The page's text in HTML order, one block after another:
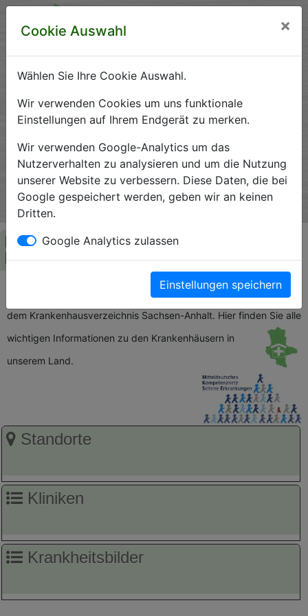
Krankenhausverzeichnis
Sachsen-Anhalt
Ein Service der Krankenhausgesellschaft Sachsen-Anhalt
e.V.
Herzlich Willkommen auf den Seiten der
Krankenhäuser Sachsen-Anhalts
Die Krankenhausgesellschaft Sachsen-Anhalt begrüßt Sie auf
dem Krankenhausverzeichnis Sachsen-Anhalt. Hier finden Sie alle
wichtigen Informationen zu den Krankenhäusern in
unserem Land.
Standorte
Kliniken
Krankheitsbilder
Cookie Auswahl ×
Wählen Sie Ihre Cookie Auswahl.
Wir verwenden Cookies um uns funktionale
Einstellungen auf Ihrem Endgerät zu merken.
Wir verwenden Google-Analytics um das
Nutzerverhalten zu analysieren und um die Nutzung
unserer Website zu verbessern. Diese Daten, die bei
Google gespeichert werden, geben wir an keinen
Dritten.
Google Analytics zulassen
Einstellungen speichern